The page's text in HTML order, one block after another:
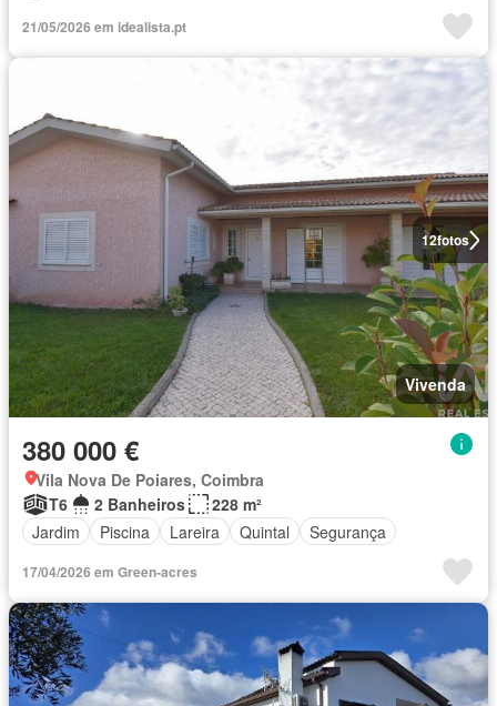
21/05/2026 em idealista.pt
12fotos
Vivenda
380 000 €
Vila Nova De Poiares, Coimbra
T6
2 Banheiros
228 m²
Jardim
Piscina Lareira Quintal Segurança
17/04/2026 em Green-acres